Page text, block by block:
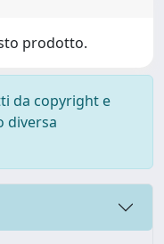
prodotto.
da copyright e
diversa